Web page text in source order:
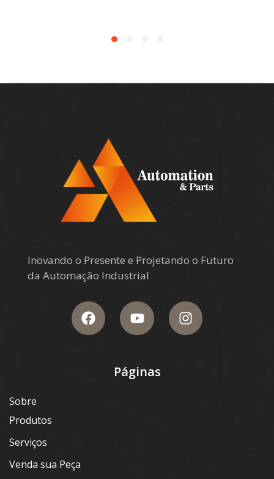
Inovando o Presente e Projetando o Futuro
da Automação Industrial
Páginas
Sobre
Produtos
Serviços
Venda sua Peça